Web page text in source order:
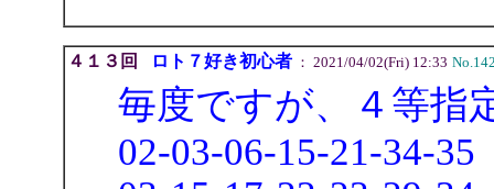
４１３回 ロト７好き初心者： 2021/04/02(Fri) 12:33
毎度ですが、４等指
02-03-06-15-21-34-35